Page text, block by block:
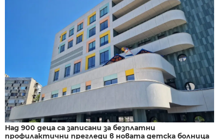
Над 900 деца са записани за безплатни
профилактични прегледи в новата детска болница